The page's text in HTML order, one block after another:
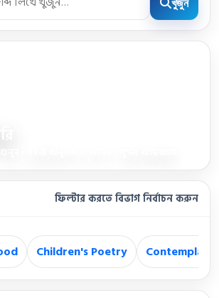
ফিল্টার করতে বিভাগ নির্বাচন করুন
Children's Poetry